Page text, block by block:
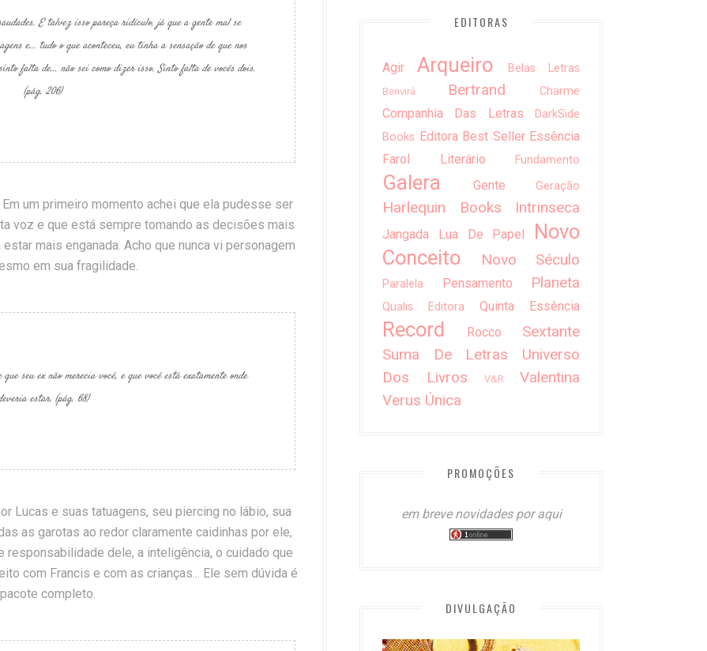
E talvez isso pareça ridículo, já que a gente mal se
e... tudo o que aconteceu, eu tinha a sensação de que nos
falta de... não sei como dizer isso. Sinto falta de vocês dois.
(pág. 206)
um primeiro momento achei que ela pudesse ser
voz e que está sempre tomando as decisões mais
mais enganada. Acho que nunca vi personagem
em sua fragilidade.
seu ex não merecia você, e que você está exatamente onde
estar. (pág. 68)
Lucas e suas tatuagens, seu piercing no lábio, sua
as garotas ao redor claramente caidinhas por ele,
dele, a inteligência, o cuidado que
com Francis e com as crianças... Ele sem dúvida é
completo.
EDITORAS
Agir Arqueiro Belas Letras
Benvirá Bertrand Charme
Companhia Das Letras
DarkSide
Books Editora Best Seller Essência
Farol Literário
Fundamento
Galera Gente Geração
Harlequin Books Intrinseca
Jangada Lua De Papel
Novo
Conceito
Novo Século
Paralela Pensamento Planeta
Qualis Editora Quinta Essência
Record Rocco
Sextante
Suma De Letras
Universo
Dos Livros
V&R
Valentina
Verus Única
PROMOÇÕES
em breve novidades por aqui
DIVULGAÇÃO